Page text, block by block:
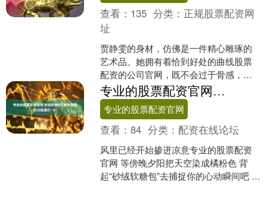
查看： 135 分类： 正规股票配资网
址
贾静雯的身材，仿佛是一件精心雕琢的
艺术品。她拥有着恰到好处的曲线股票
配资的公司官网，既不会过于骨感，也
没有一丝赘肉。那纤细的腰肢，盈盈一
握，尽显女性的柔美；修长....
专业的股票配资官网 砂绒软糖包 | 解锁甜酷秋日氛围🤎
专业的股票配资官网
查看：84 分类：配资在线论坛
风里已经开始掺进凉意专业的股票配资
官网 等傍晚夕阳把天空染成橘粉色 背
起“砂绒软糖包”去捕捉你的心动瞬间吧 包